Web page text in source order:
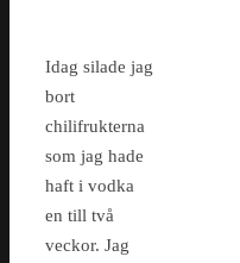
Idag silade jag
bort
chilifrukterna
som jag hade
haft i vodka
en till två
veckor. Jag